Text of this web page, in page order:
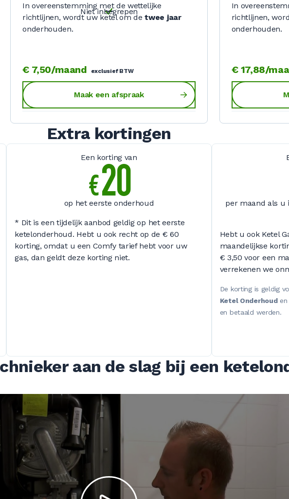
In overeenstemming met de wettelijke
richtlijnen, wordt uw ketel om detwee jaar
onderhouden.
€ 7,50/maand exclusief BTW
Maak een afspraak
Niet inbegrepen
In
richtlijnen,
onderhouden.
€ 17,88/
Extra kortingen
Een korting van
€20
op het eerste onderhoud
* Dit is een tijdelijk aanbod geldig op het eerste
ketelonderhoud. Hebt u ook recht op de € 60
korting, omdat u een Comfy tarief hebt voor uw
gas, dan geldt deze korting niet.
per maand als u
Hebt u ook Ketel
maandelijkse
€ 3,50 voor een
verrekenen we
De korting is geldig
Ketel Onderhouden
en betaald werden.
aan de slag bij een